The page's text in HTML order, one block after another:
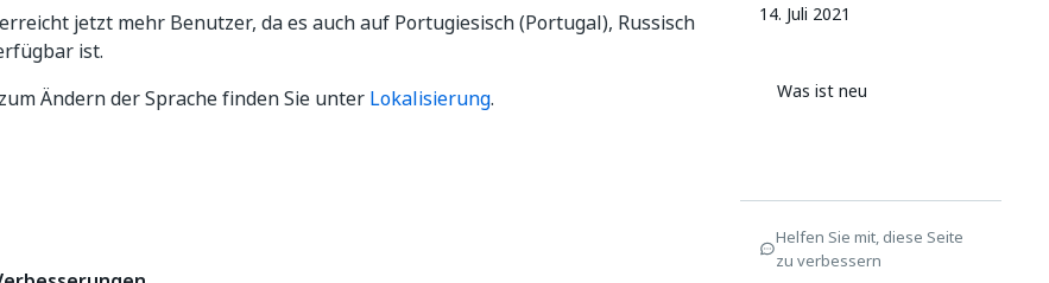
erreicht jetzt mehr Benutzer, da es auch auf Portugiesisch (Portugal), Russisch
ist.
Ändern der Sprache finden Sie unter Lokalisierung.
14. Juli 2021
Was ist neu
Helfen Sie mit, diese Seite
zu verbessern